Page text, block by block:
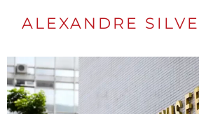
ALEXANDRE